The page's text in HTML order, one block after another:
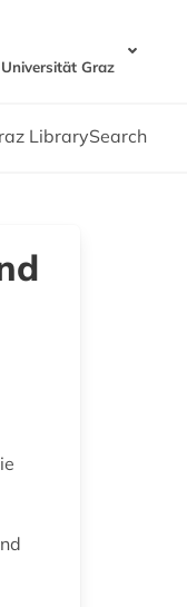
Graz
LibrarySearch